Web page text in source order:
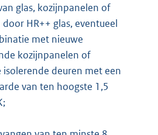
glas, kozijnpanelen of
HR++ glas, eventueel
met nieuwe
kozijnpanelen of
isolerende deuren met een
van ten hoogste 1,5